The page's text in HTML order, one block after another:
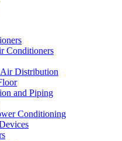
Conditioners
Distribution
and Piping
Conditioning